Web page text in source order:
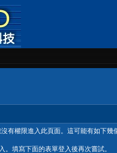
有權限進入此頁面。這可能有如下幾
。填寫下面的表單登入後再次嘗試。